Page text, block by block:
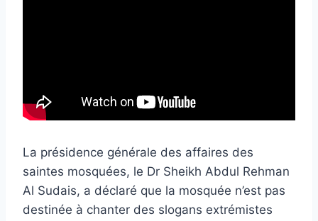
La présidence générale des affaires des
saintes mosquées, le Dr Sheikh Abdul Rehman
Al Sudais, a déclaré que la mosquée n’est pas
destinée à chanter des slogans extrémistes